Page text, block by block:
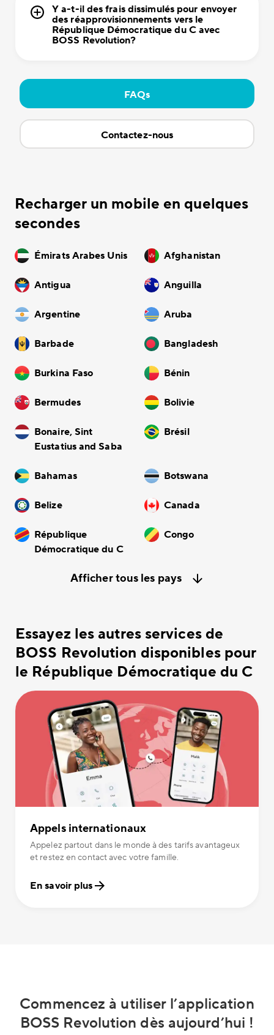
Y a-t-il des frais dissimulés pour envoyer
des réapprovisionnements vers le
République Démocratique du C avec
BOSS Revolution?
FAQs
Contactez-nous
Recharger un mobile en quelques
secondes
Émirats Arabes Unis Afghanistan
Antigua Anguilla
Argentine Aruba
Barbade Bangladesh
Burkina Faso Bénin
Bermudes Bolivie
Bonaire, Sint
Eustatius and Saba
Brésil
Bahamas Botswana
Belize Canada
République
Démocratique du C
Congo
Afficher tous les pays
Essayez les autres services de
BOSS Revolution disponibles pour
le République Démocratique du C
Appels internationaux
Appelez partout dans le monde à des tarifs avantageux
et restez en contact avec votre famille.
En savoir plus
Commencez à utiliser l’application
BOSS Revolution dès aujourd’hui !